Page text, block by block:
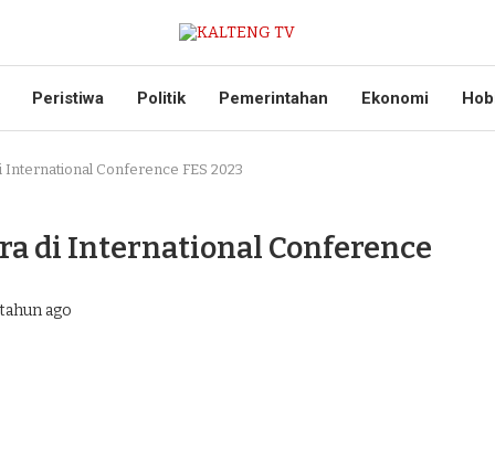
Peristiwa Politik Pemerintahan Ekonomi
International Conference FES 2023
di International Conference
ago